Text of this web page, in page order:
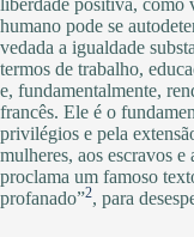
liberdade positiva, como
humano pode se
vedada a igualdade
termos de trabalho,
e, fundamentalmente,
francês. Ele é o
privilégios e pela
mulheres, aos escravos
proclama um famoso
profanado”2, para